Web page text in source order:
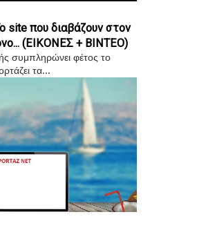
site που διαβάζουν στον
(ΕΙΚΟΝΕΣ + ΒΙΝΤΕΟ)
συμπληρώνει φέτος το
τα...